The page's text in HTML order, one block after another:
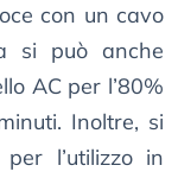
con un cavo
si può anche
AC per l’80%
Inoltre, si
l’utilizzo in